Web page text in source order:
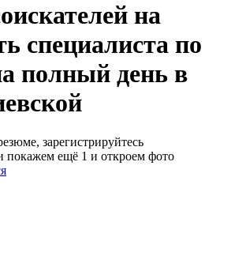
на
специалиста по
день в
зарегистрируйтесь
покажем ещё 1 и откроем фото